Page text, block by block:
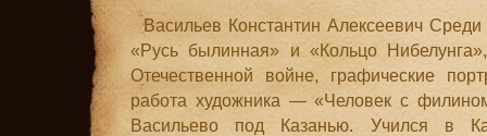
Васильев Константин Алексеевич
«Русь былинная» и «Кольцо
Отечественной войне, графические
работа художника — «Человек с
Васильево под Казанью. Учился в